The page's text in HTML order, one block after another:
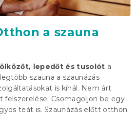
a szauna
t, lepedőt és tusolót a
szauna a szaunázás
is kínál. Nem árt
felszerelése. Csomagoljon be egy
teát is. Szaunázás előtt otthon